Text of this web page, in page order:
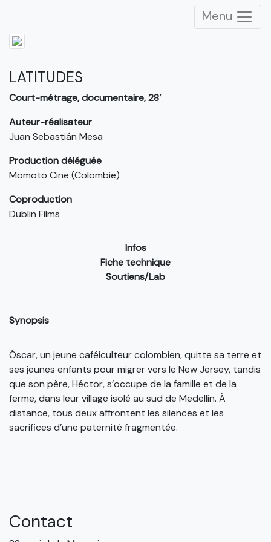
Menu
LATITUDES
Court-métrage, documentaire, 28′
Auteur-réalisateur
Juan Sebastián Mesa
Production déléguée
Momoto Cine (Colombie)
Coproduction
Dublin Films
Infos
Fiche technique
Soutiens/Lab
Synopsis
Óscar, un jeune caféiculteur colombien, quitte sa terre et
ses jeunes enfants pour migrer vers le New Jersey, tandis
que son père, Héctor, s’occupe de la famille et de la
ferme, dans leur village isolé au sud de Medellín. À
distance, tous deux affrontent les silences et les
sacrifices d’une paternité fragmentée.
Contact